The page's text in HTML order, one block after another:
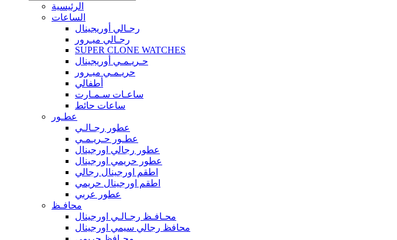
الرئيسية
الساعات
رجـالي أوريجينال
رجـالي ميـرور
SUPER CLONE WATCHES
حـريـمـي أوريجينال
حريـمـي ميـرور
أطفالي
ساعـات سـمـارت
ساعات حائط
عطـور
عطور رجـالـي
عطـور حـريـمـي
عطور رجالي اورجينال
عطور حريمي اورجينال
اطقم اورجينال رجالي
اطقم اورجينال حريمي
عطور عربي
محافـظ
محـافـظ رجـالـي اورجينال
محافظ رجالي سيمي اورجينال